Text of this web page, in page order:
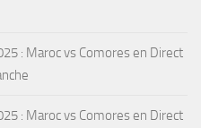
: Maroc vs Comores en Direct
: Maroc vs Comores en Direct